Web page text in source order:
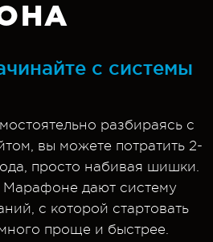
с системы
разбираясь с
вы можете потратить 2-
просто набивая шишки.
дают систему
с которой стартовать
проще и быстрее.